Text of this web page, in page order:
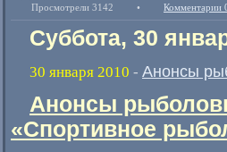
Просмотрели 3142 • Комментарии
Суббота, 30
30 января 2010 - Анонсы
Анонсы
«Спортивное